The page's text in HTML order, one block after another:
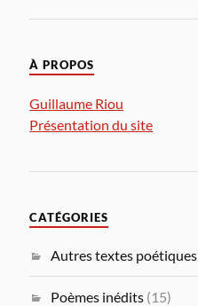
À PROPOS
Guillaume Riou
Présentation du site
CATÉGORIES
Autres textes poétiques
Poèmes inédits (15)